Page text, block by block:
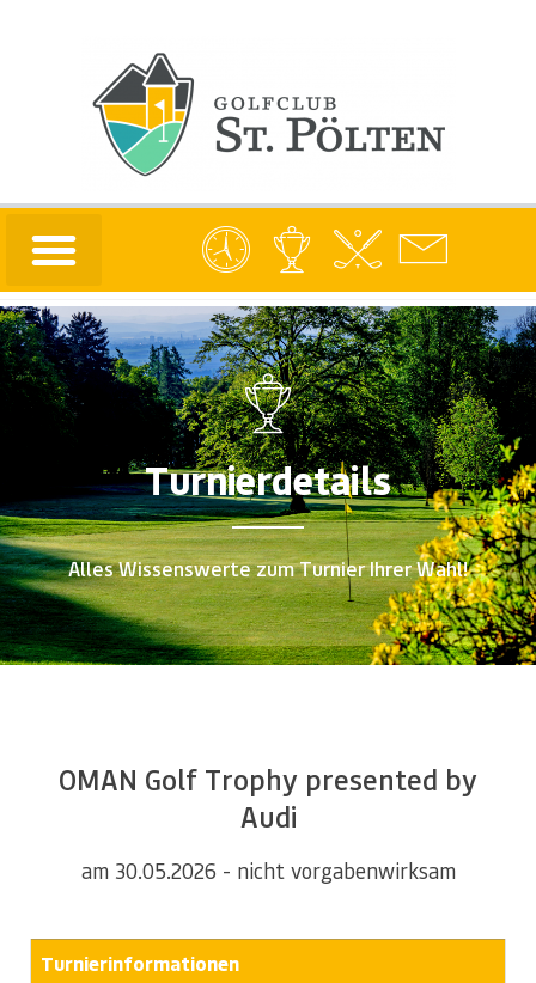
Turnierdetails
Alles Wissenswerte zum Turnier Ihrer Wahl!
OMAN Golf Trophy presented by
Audi
am 30.05.2026 - nicht vorgabenwirksam
Turnierinformationen